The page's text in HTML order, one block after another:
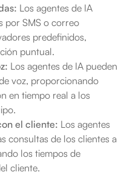
Los agentes de IA
por SMS o correo
predefinidos,
puntual.
Los agentes de IA pueden
voz, proporcionando
en tiempo real a los
el cliente: Los agentes
consultas de los clientes a
los tiempos de
cliente.